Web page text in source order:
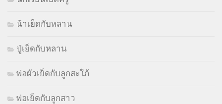
น้าเย็ดกับหลาน
ปู่เย็ดกับหลาน
พ่อผัวเย็ดกับลูกสะใภ้
พ่อเย็ดกับลูกสาว